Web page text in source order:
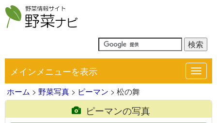
メインメニューを表示
ホーム > 野菜写真 > ピーマン > 松の舞
ピーマンの写真